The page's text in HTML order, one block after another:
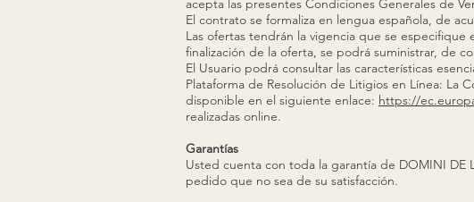
acepta las presentes Condiciones Generales de
El contrato se formaliza en lengua española, de
Las ofertas tendrán la vigencia que se
finalización de la oferta, se podrá suministrar, de
El Usuario podrá consultar las características
Plataforma de Resolución de Litigios en Línea: La
disponible en el siguiente enlace: https://
realizadas online.
Garantías
Usted cuenta con toda la garantía de DOMINI DE
pedido que no sea de su satisfacción.